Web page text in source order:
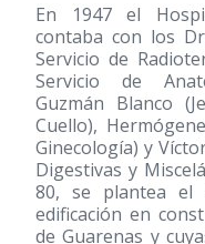
En 1947 el
contaba con los
Servicio de
Servicio de
Guzmán Blanco
Cuello),
Ginecología) y
Digestivas y
80, se plantea el
edificación en
de Guarenas y